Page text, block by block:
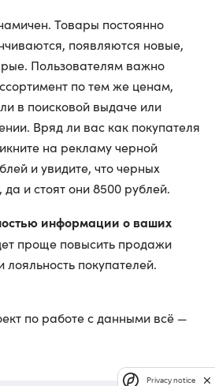
Товары постоянно
появляются новые,
Пользователям важно
по тем же ценам,
в поисковой выдаче или
Вряд ли вас как покупателя
на рекламу черной
и увидите, что черных
и стоят они 8500 рублей.
информации о ваших
проще повысить продажи
покупателей.
по работе с данными всё —
Privacy notice